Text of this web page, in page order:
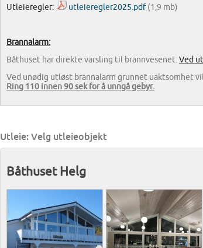
Utleieregler: utleieregler2025.pdf(1,9 mb)
Brannalarm:
Båthuset har direkte varsling til brannvesenet. Ved
Ved unødig utløst brannalarm grunnet uaktsomhet
Ring 110 innen 90 sek for å unngå gebyr.
Utleie: Velg utleieobjekt
Båthuset Helg